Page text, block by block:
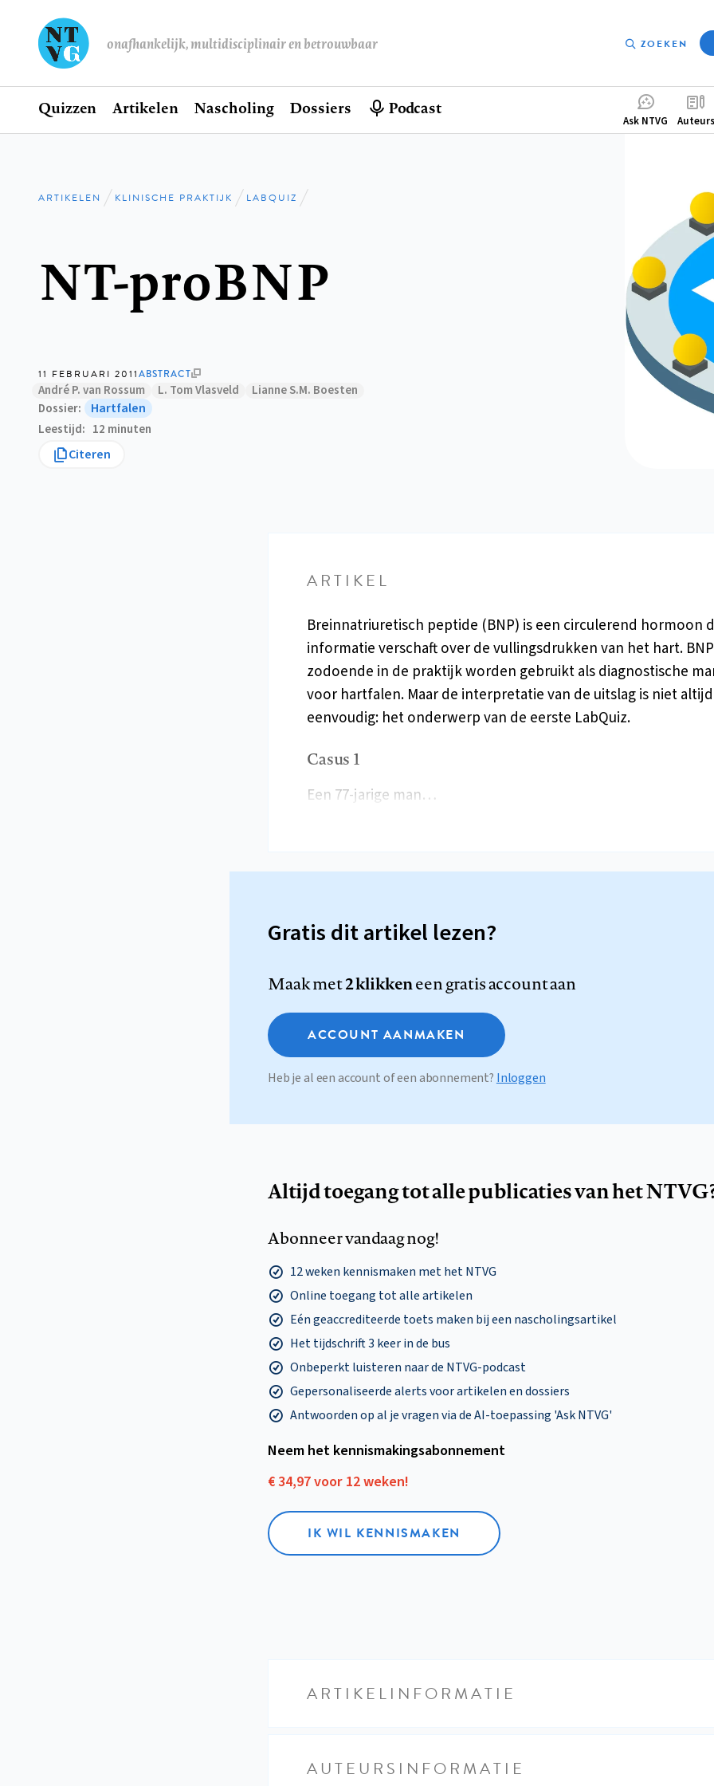
onafhankelijk, multidisciplinair en betrouwbaar ZOEKEN
Hoofdnavigatie
Home
Quizzen Artikelen Nascholing Dossiers Podcast
Ask NTVG Auteurs
Kruimelpad
ARTIKELEN KLINISCHE PRAKTIJK LABQUIZ
NT-proBNP
11 FEBRUARI 2011ABSTRACT
André P. van Rossum L. Tom Vlasveld
Lianne S.M. Boesten
Dossier
Hartfalen
Leestijd 12 minuten
Citeren
ARTIKEL
Breinnatriuretisch peptide (BNP) is een circulerend hormoon
informatie verschaft over de vullingsdrukken van het hart.
zodoende in de praktijk worden gebruikt als diagnostische
voor hartfalen. Maar de interpretatie van de uitslag is niet altijd
eenvoudig: het onderwerp van de eerste LabQuiz.
Casus 1
Een 77-jarige man…
Gratis dit artikel lezen?
Maak met2 klikkeneen gratis account aan
ACCOUNT AANMAKEN
Heb je al een account of een abonnement? Inloggen
Altijd toegang tot alle publicaties van het
Abonneer vandaag nog!
12 weken kennismaken met het NTVG
Online toegang tot alle artikelen
Eén geaccrediteerde toets maken bij een nascholingsartikel
Het tijdschrift 3 keer in de bus
Onbeperkt luisteren naar de NTVG-podcast
Gepersonaliseerde alerts voor artikelen en dossiers
Antwoorden op al je vragen via de AI-toepassing 'Ask NTVG'
Neem het kennismakings­abonnement
€ 34,97 voor 12 weken!
IK WIL KENNISMAKEN
ARTIKELINFORMATIE
AUTEURSINFORMATIE